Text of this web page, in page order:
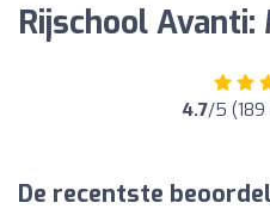
Rijschool Avanti:
4.7/5 (189
De recentste